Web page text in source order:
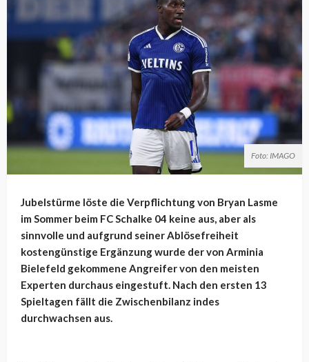
Foto: IMAGO
Jubelstürme löste die Verpflichtung von Bryan Lasme
im Sommer beim FC Schalke 04 keine aus, aber als
sinnvolle und aufgrund seiner Ablösefreiheit
kostengünstige Ergänzung wurde der von Arminia
Bielefeld gekommene Angreifer von den meisten
Experten durchaus eingestuft. Nach den ersten 13
Spieltagen fällt die Zwischenbilanz indes
durchwachsen aus.